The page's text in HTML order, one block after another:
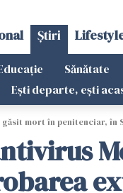
Știri
Sănătate
Ești departe, ești
mort în penitenciar, în